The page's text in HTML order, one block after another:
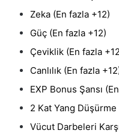
Zeka (En fazla +12)
Güç (En fazla +12)
Çeviklik (En fazla
Canlılık (En fazla
EXP Bonus Şansı
2 Kat Yang Düşürme
Vücut Darbeleri